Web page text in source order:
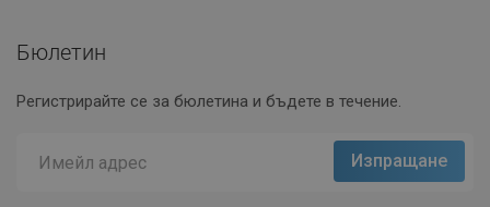
Бюлетин
Регистрирайте се за бюлетина и бъдете в течение.